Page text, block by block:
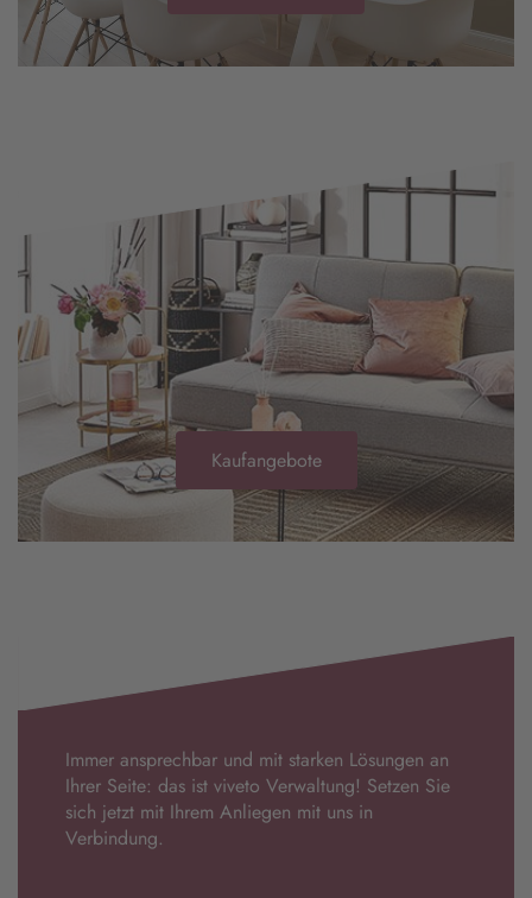
Kaufangebote
Immer ansprechbar und mit starken Lösungen an
Ihrer Seite: das ist viveto Verwaltung! Setzen Sie
sich jetzt mit Ihrem Anliegen mit uns in
Verbindung.